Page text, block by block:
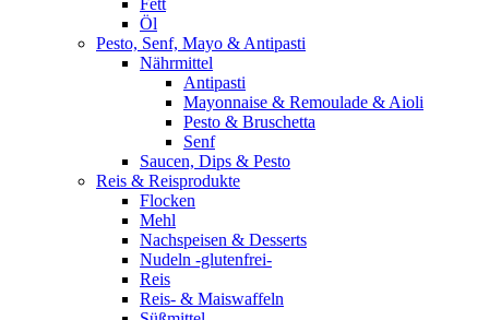
Fett
Öl
Pesto, Senf, Mayo & Antipasti
Nährmittel
Antipasti
Mayonnaise & Remoulade & Aioli
Pesto & Bruschetta
Senf
Saucen, Dips & Pesto
Reis & Reisprodukte
Flocken
Mehl
Nachspeisen & Desserts
Nudeln -glutenfrei-
Reis
Reis- & Maiswaffeln